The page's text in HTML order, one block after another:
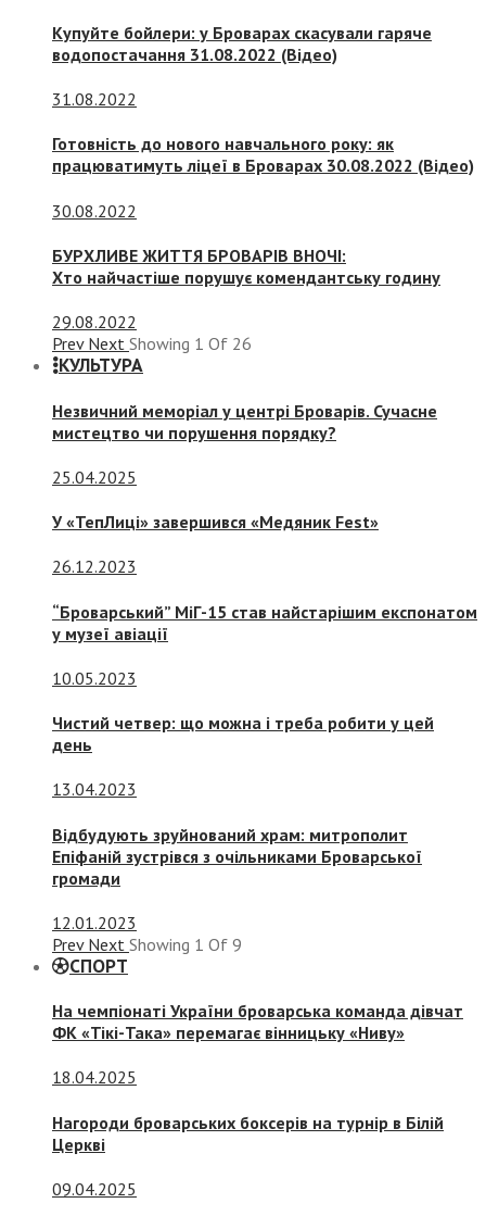
Купуйте бойлери: у Броварах скасували гаряче
водопостачання 31.08.2022 (Відео)
31.08.2022
Готовність до нового навчального року: як
працюватимуть ліцеї в Броварах 30.08.2022 (Відео)
30.08.2022
БУРХЛИВЕ ЖИТТЯ БРОВАРІВ ВНОЧІ:
Хто найчастіше порушує комендантську годину
29.08.2022
Prev Next Showing 1 Of 26
КУЛЬТУРА
Незвичний меморіал у центрі Броварів. Сучасне
мистецтво чи порушення порядку?
25.04.2025
У «ТепЛиці» завершився «Медяник Fest»
26.12.2023
“Броварський” МіГ-15 став найстарішим експонатом
у музеї авіації
10.05.2023
Чистий четвер: що можна і треба робити у цей
день
13.04.2023
Відбудують зруйнований храм: митрополит
Епіфаній зустрівся з очільниками Броварської
громади
12.01.2023
Prev Next Showing 1 Of 9
СПОРТ
На чемпіонаті України броварська команда дівчат
ФК «Тікі-Така» перемагає вінницьку «Ниву»
18.04.2025
Нагороди броварських боксерів на турнір в Білій
Церкві
09.04.2025